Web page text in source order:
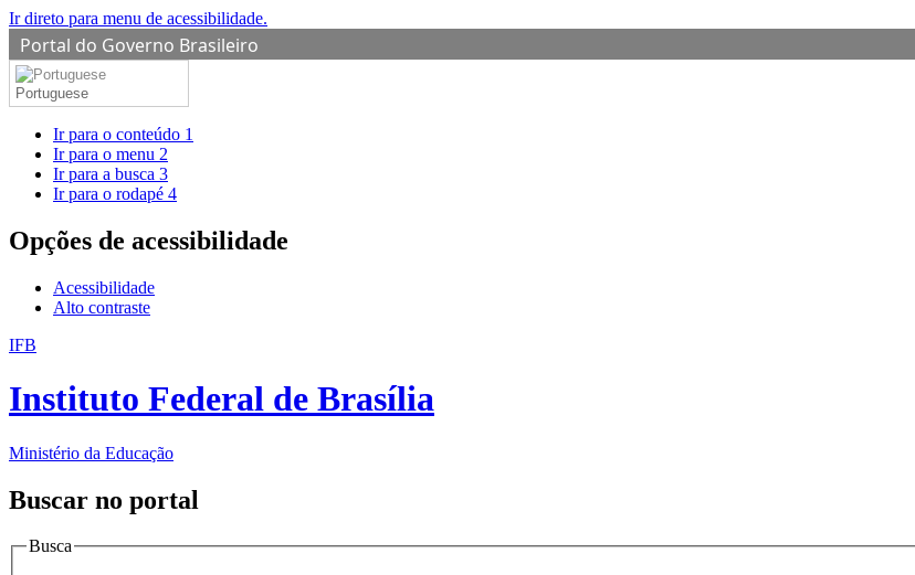
Ir direto para menu de acessibilidade.
Portal do Governo Brasileiro
Portuguese
Ir para o conteúdo 1
Ir para o menu 2
Ir para a busca 3
Ir para o rodapé 4
Opções de acessibilidade
Acessibilidade
Alto contraste
IFB
Instituto Federal de Brasília
Ministério da Educação
Buscar no portal
Busca